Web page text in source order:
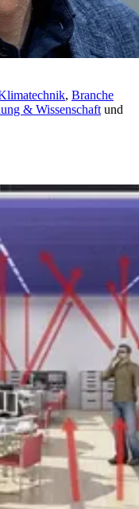
, Branche
& Wissenschaftund